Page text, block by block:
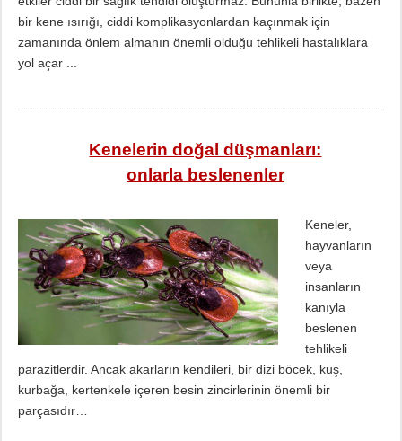
bir kene ısırığı, ciddi komplikasyonlardan kaçınmak için
zamanında önlem almanın önemli olduğu tehlikeli hastalıklara
yol açar ...
Kenelerin doğal düşmanları:
onlarla beslenenler
Keneler,
hayvanların
veya
insanların
kanıyla
beslenen
tehlikeli
parazitlerdir. Ancak akarların kendileri, bir dizi böcek, kuş,
kurbağa, kertenkele içeren besin zincirlerinin önemli bir
parçasıdır…